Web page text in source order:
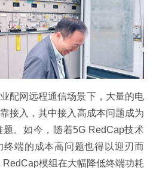
配网远程通信场景下，大量的电
接入，其中接入高成本问题成为
。如今，随着5G RedCap技术
终端的成本高问题也得以迎刃而
模组在大幅降低终端功耗